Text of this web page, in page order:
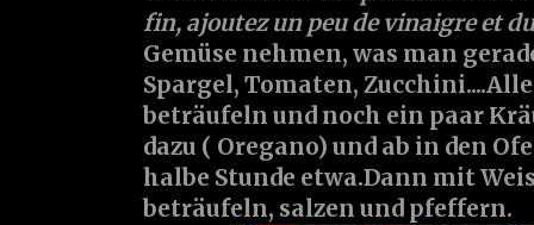
fin, ajoutez un peu de vinaigre et
Gemüse nehmen, was man
Spargel, Tomaten,
beträufeln und noch ein paar
dazu ( Oregano) und ab in den
halbe Stunde etwa.Dann mit
beträufeln, salzen und pfeffern.